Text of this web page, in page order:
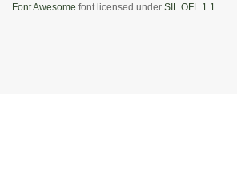
Font Awesome font licensed under SIL OFL 1.1.